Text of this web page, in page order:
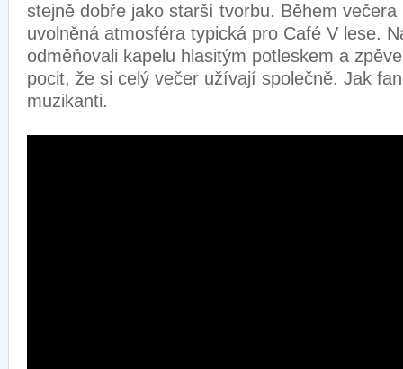
stejně dobře jako starší tvorbu. Během
uvolněná atmosféra typická pro Café V lese.
odměňovali kapelu hlasitým potleskem a
pocit, že si celý večer užívají společně. Jak
muzikanti.